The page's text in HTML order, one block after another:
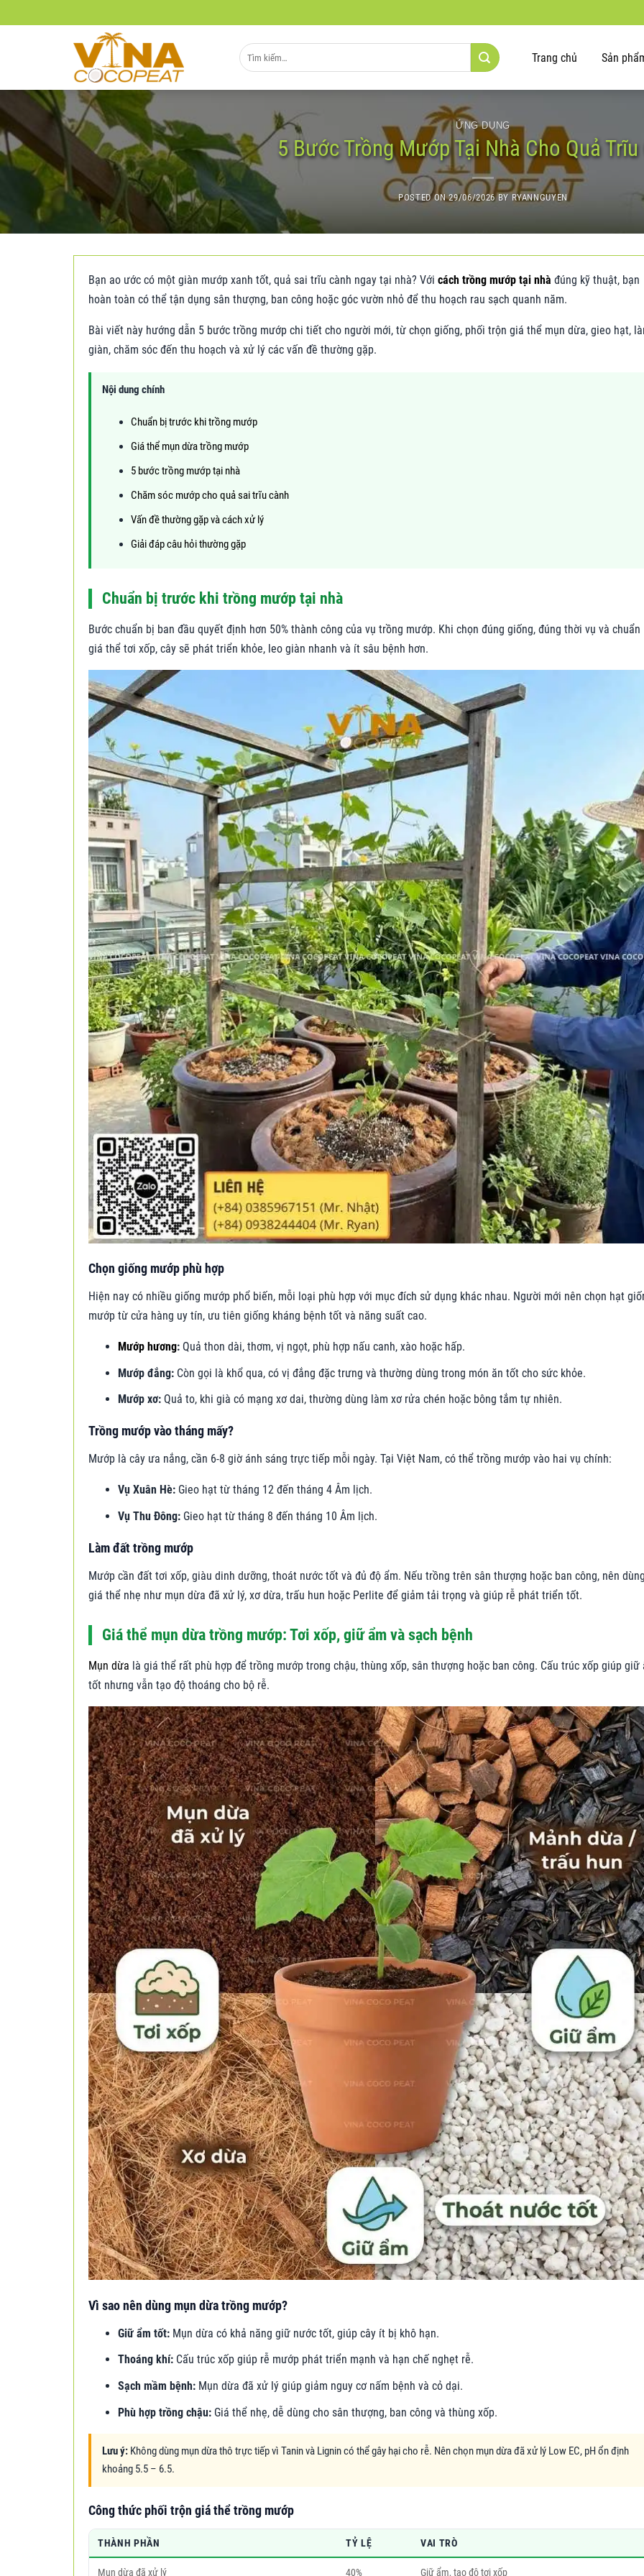
to
Tìm
kiếm:
Trang chủ Sản
ỨNG DỤNG
5 Bước Trồng Mướp Tại Nhà Cho Quả Trĩu
POSTED ON29/06/2026BY RYANNGUYEN
Bạn ao ước có một giàn mướp xanh tốt, quả sai trĩu cành ngay tại nhà? Với cách trồng mướp tại nhà đúng kỹ thuật, bạn
hoàn toàn có thể tận dụng sân thượng, ban công hoặc góc vườn nhỏ để thu hoạch rau sạch quanh năm.
Bài viết này hướng dẫn 5 bước trồng mướp chi tiết cho người mới, từ chọn giống, phối trộn giá thể mụn dừa, gieo hạt,
giàn, chăm sóc đến thu hoạch và xử lý các vấn đề thường gặp.
Nội dung chính
Chuẩn bị trước khi trồng mướp
Giá thể mụn dừa trồng mướp
5 bước trồng mướp tại nhà
Chăm sóc mướp cho quả sai trĩu cành
Vấn đề thường gặp và cách xử lý
Giải đáp câu hỏi thường gặp
Chuẩn bị trước khi trồng mướp tại nhà
Bước chuẩn bị ban đầu quyết định hơn 50% thành công của vụ trồng mướp. Khi chọn đúng giống, đúng thời vụ và chuẩn
giá thể tơi xốp, cây sẽ phát triển khỏe, leo giàn nhanh và ít sâu bệnh hơn.
Chọn giống mướp phù hợp
Hiện nay có nhiều giống mướp phổ biến, mỗi loại phù hợp với mục đích sử dụng khác nhau. Người mới nên chọn hạt
mướp từ cửa hàng uy tín, ưu tiên giống kháng bệnh tốt và năng suất cao.
Mướp hương:Quả thon dài, thơm, vị ngọt, phù hợp nấu canh, xào hoặc hấp.
Mướp đắng:Còn gọi là khổ qua, có vị đắng đặc trưng và thường dùng trong món ăn tốt cho sức khỏe.
Mướp xơ:Quả to, khi già có mạng xơ dai, thường dùng làm xơ rửa chén hoặc bông tắm tự nhiên.
Trồng mướp vào tháng mấy?
Mướp là cây ưa nắng, cần 6-8 giờ ánh sáng trực tiếp mỗi ngày. Tại Việt Nam, có thể trồng mướp vào hai vụ chính:
Vụ Xuân Hè:Gieo hạt từ tháng 12 đến tháng 4 Âm lịch.
Vụ Thu Đông:Gieo hạt từ tháng 8 đến tháng 10 Âm lịch.
Làm đất trồng mướp
Mướp cần đất tơi xốp, giàu dinh dưỡng, thoát nước tốt và đủ độ ẩm. Nếu trồng trên sân thượng hoặc ban công, nên
giá thể nhẹ như mụn dừa đã xử lý, xơ dừa, trấu hun hoặc Perlite để giảm tải trọng và giúp rễ phát triển tốt.
Giá thể mụn dừa trồng mướp: Tơi xốp, giữ ẩm và sạch bệnh
Mụn dừa là giá thể rất phù hợp để trồng mướp trong chậu, thùng xốp, sân thượng hoặc ban công. Cấu trúc xốp giúp giữ
tốt nhưng vẫn tạo độ thoáng cho bộ rễ.
Vì sao nên dùng mụn dừa trồng mướp?
Giữ ẩm tốt:Mụn dừa có khả năng giữ nước tốt, giúp cây ít bị khô hạn.
Thoáng khí:Cấu trúc xốp giúp rễ mướp phát triển mạnh và hạn chế nghẹt rễ.
Sạch mầm bệnh:Mụn dừa đã xử lý giúp giảm nguy cơ nấm bệnh và cỏ dại.
Phù hợp trồng chậu:Giá thể nhẹ, dễ dùng cho sân thượng, ban công và thùng xốp.
Lưu ý: Không dùng mụn dừa thô trực tiếp vì Tanin và Lignin có thể gây hại cho rễ. Nên chọn mụn dừa đã xử lý Low EC, pH ổn định
khoảng 5.5 – 6.5.
Công thức phối trộn giá thể trồng mướp
THÀNH PHẦN TỶ LỆ VAI TRÒ
Mụn dừa đã xử lý 40% Giữ ẩm, tạo độ tơi xốp